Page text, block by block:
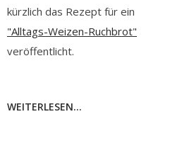
kürzlich das Rezept für ein
"Alltags-Weizen-Ruchbrot"
veröffentlicht.
WEITERLESEN...